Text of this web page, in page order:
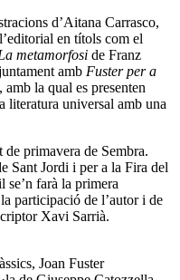
d’Aitana Carrasco,
en títols com el
metamorfosi de Franz
amb Fuster per a
amb la qual es presenten
literatura universal amb una
primavera de Sembra.
Sant Jordi i per a la Fira del
farà la primera
participació de l’autor i de
Xavi Sarrià.
, Joan Fuster